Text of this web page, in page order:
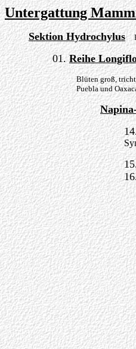
Untergattung
Sektion Hydrochylus
01.Reihe
Blüten groß,
Puebla und